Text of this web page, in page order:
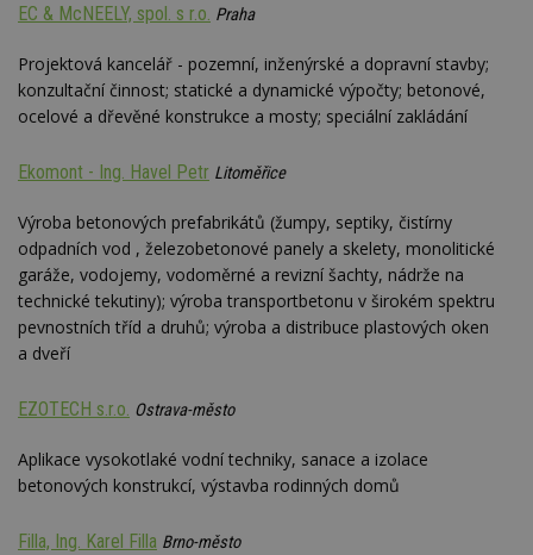
EC & McNEELY, spol. s r.o. Praha
Projektová kancelář - pozemní, inženýrské a dopravní stavby;
konzultační činnost; statické a dynamické výpočty; betonové,
ocelové a dřevěné konstrukce a mosty; speciální zakládání
Ekomont - Ing. Havel Petr Litoměřice
Výroba betonových prefabrikátů (žumpy, septiky, čistírny
odpadních vod , železobetonové panely a skelety, monolitické
garáže, vodojemy, vodoměrné a revizní šachty, nádrže na
technické tekutiny); výroba transportbetonu v širokém spektru
pevnostních tříd a druhů; výroba a distribuce plastových oken
a dveří
EZOTECH s.r.o. Ostrava-město
Aplikace vysokotlaké vodní techniky, sanace a izolace
betonových konstrukcí, výstavba rodinných domů
Filla, Ing. Karel Filla Brno-město